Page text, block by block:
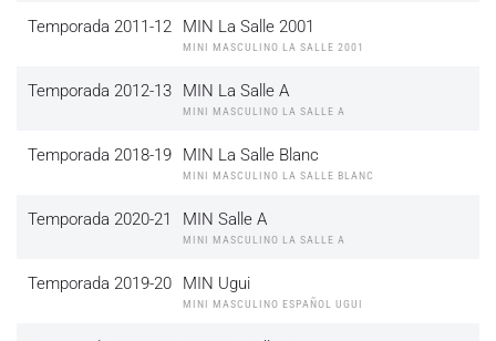
Temporada 2011-12 MIN La Salle 2001
MINI MASCULINO LA SALLE 2001
Temporada 2012-13 MIN La Salle A
MINI MASCULINO LA SALLE A
Temporada 2018-19 MIN La Salle Blanc
MINI MASCULINO LA SALLE BLANC
Temporada 2020-21 MIN Salle A
MINI MASCULINO LA SALLE A
Temporada 2019-20 MIN Ugui
MINI MASCULINO ESPAÑOL UGUI